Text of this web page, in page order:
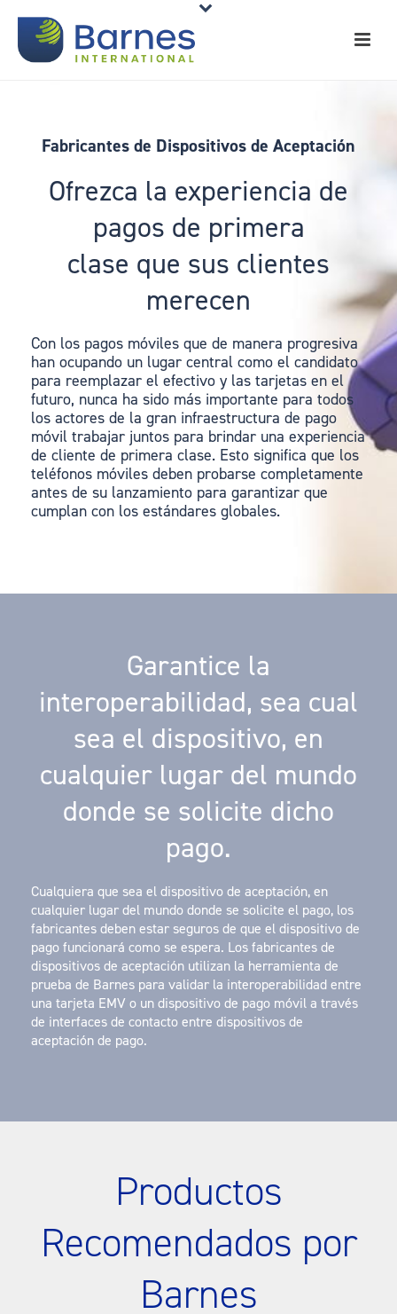
Fabricantes de Dispositivos de Aceptación
Ofrezca la experiencia de
pagos de primera
clase que sus clientes
merecen
Con los pagos móviles que de manera progresiva
han ocupando un lugar central como el candidato
para reemplazar el efectivo y las tarjetas en el
futuro, nunca ha sido más importante para todos
los actores de la gran infraestructura de pago
móvil trabajar juntos para brindar una experiencia
de cliente de primera clase. Esto significa que los
teléfonos móviles deben probarse completamente
antes de su lanzamiento para garantizar que
cumplan con los estándares globales.
Garantice la
interoperabilidad, sea cual
sea el dispositivo, en
cualquier lugar del mundo
donde se solicite dicho
pago.
Cualquiera que sea el dispositivo de aceptación, en
cualquier lugar del mundo donde se solicite el pago, los
fabricantes deben estar seguros de que el dispositivo de
pago funcionará como se espera. Los fabricantes de
dispositivos de aceptación utilizan la herramienta de
prueba de Barnes para validar la interoperabilidad entre
una tarjeta EMV o un dispositivo de pago móvil a través
de interfaces de contacto entre dispositivos de
aceptación de pago.
Productos
Recomendados por
Barnes